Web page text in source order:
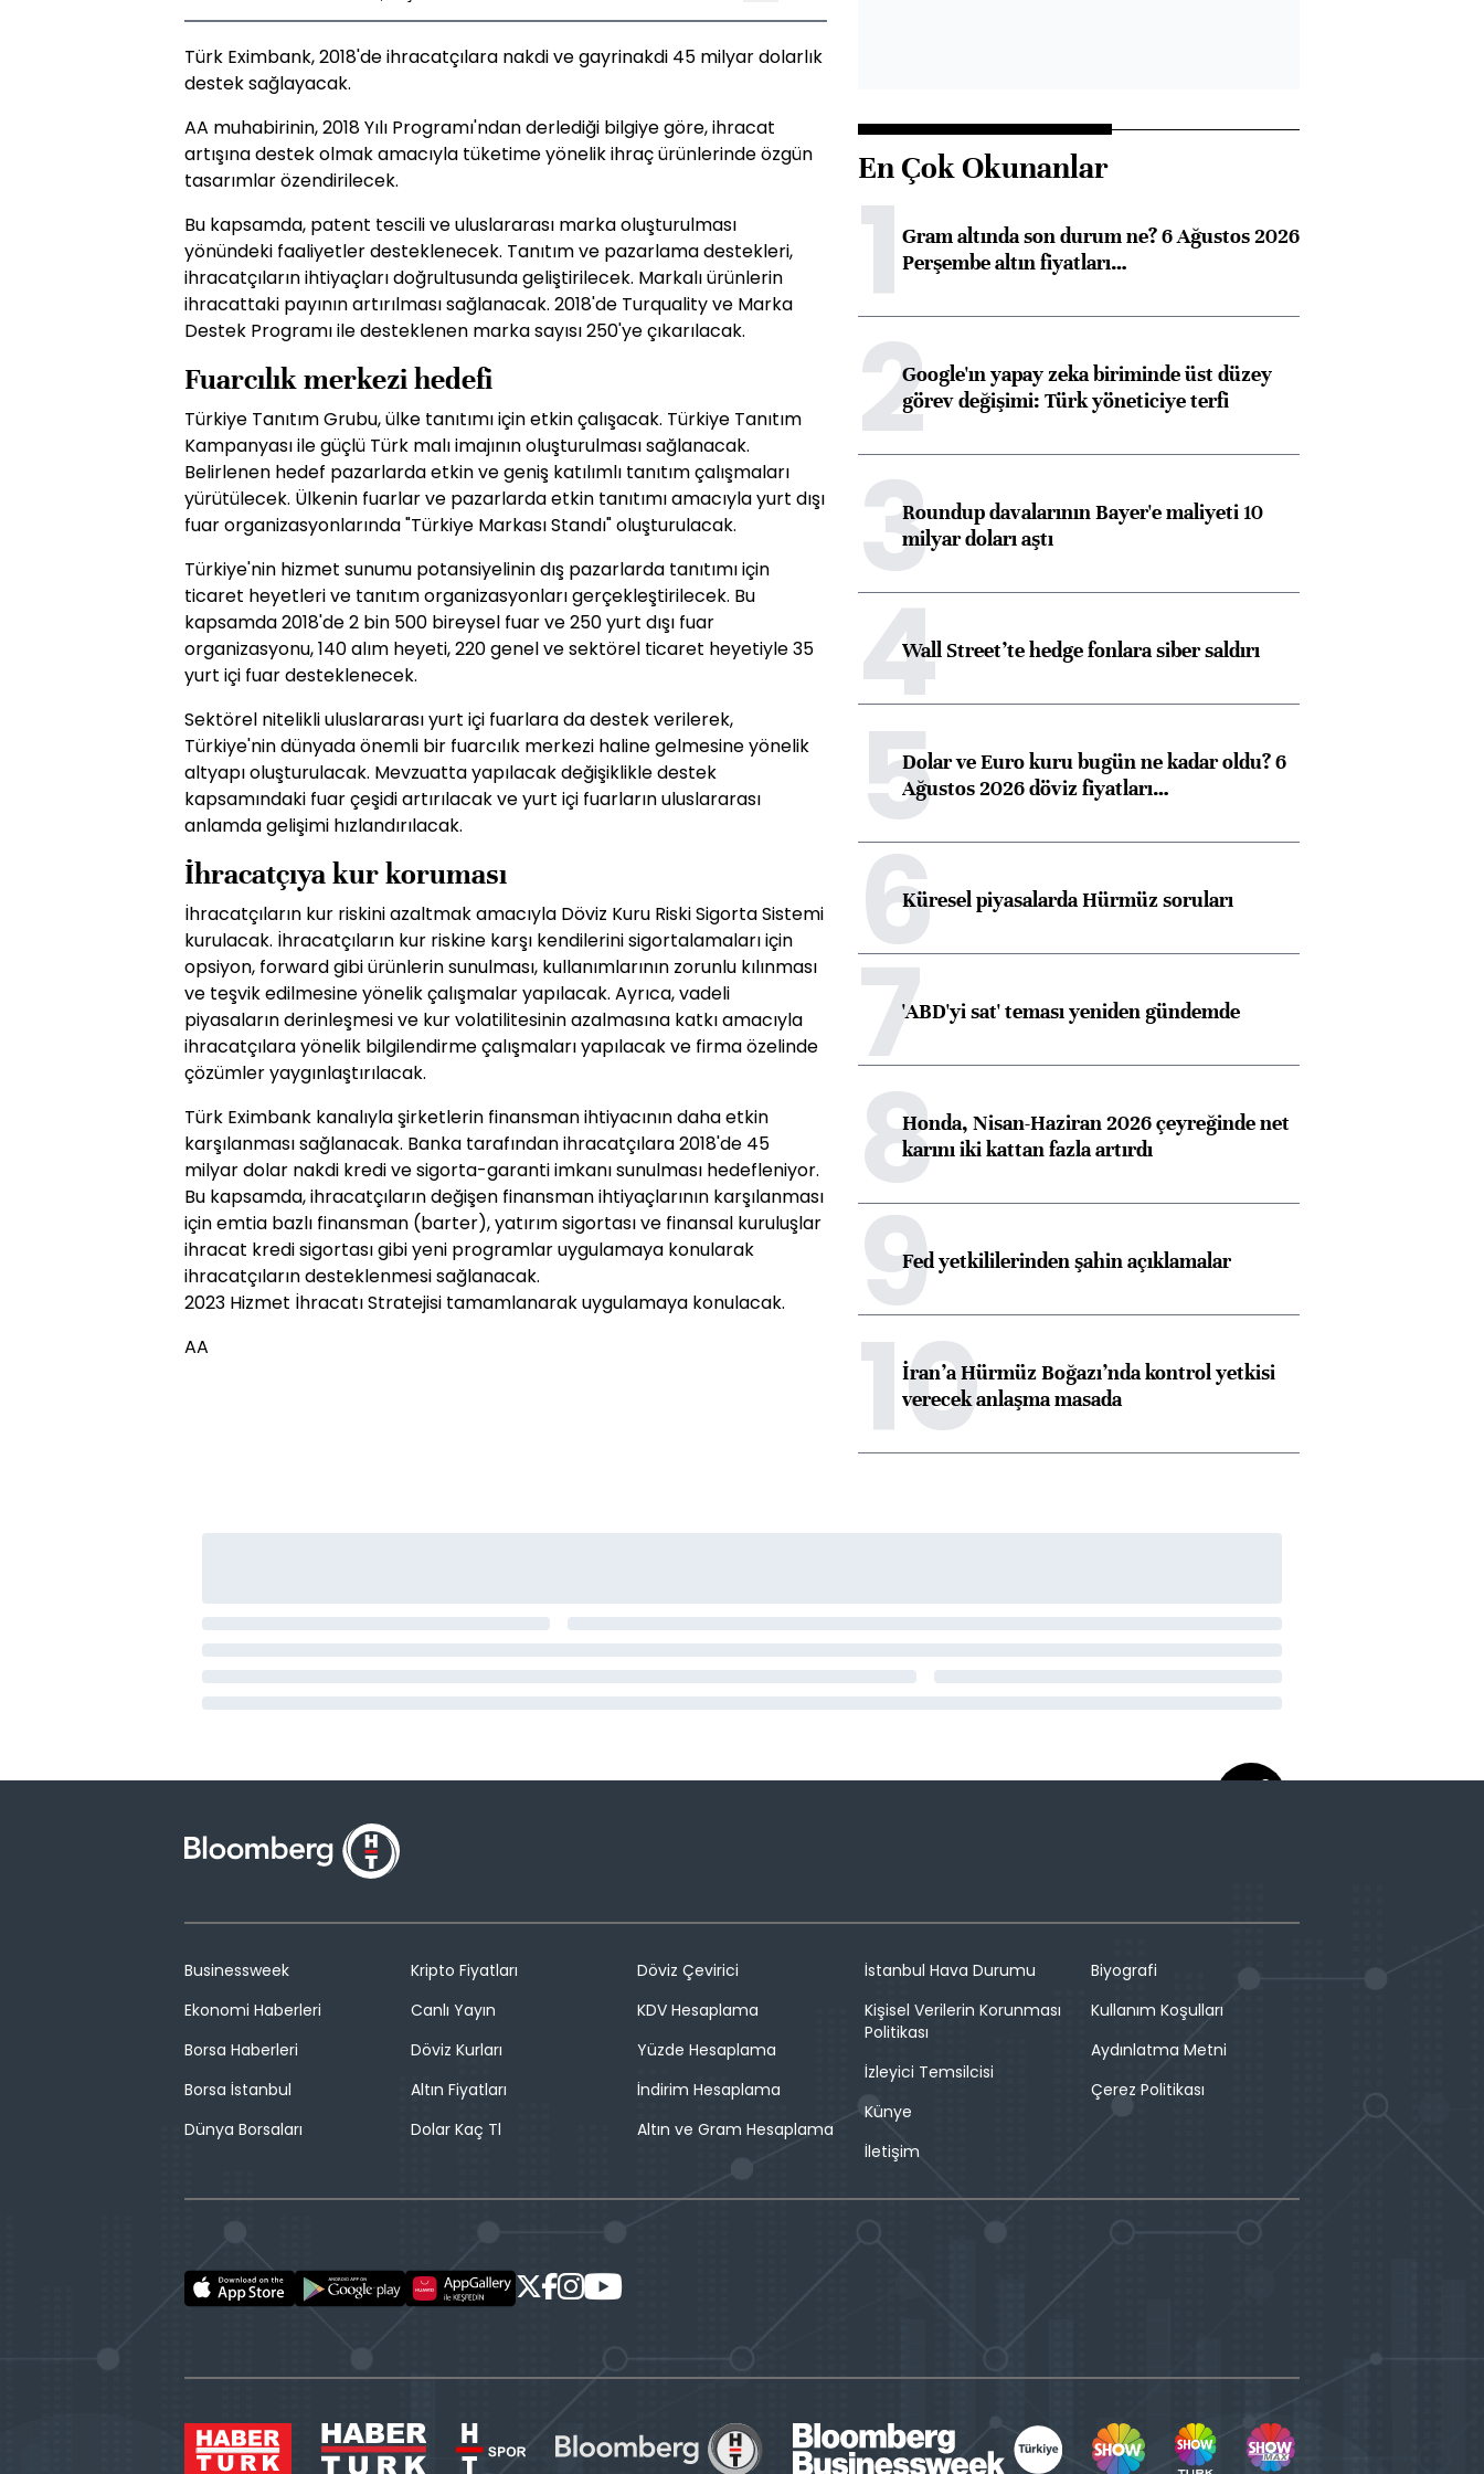
Türk Eximbank, 2018'de ihracatçılara nakdi ve gayrinakdi 45 milyar dolarlık
destek sağlayacak.
AA muhabirinin, 2018 Yılı Programı'ndan derlediği bilgiye göre, ihracat
artışına destek olmak amacıyla tüketime yönelik ihraç ürünlerinde özgün
tasarımlar özendirilecek.
Bu kapsamda, patent tescili ve uluslararası marka oluşturulması
yönündeki faaliyetler desteklenecek. Tanıtım ve pazarlama destekleri,
ihracatçıların ihtiyaçları doğrultusunda geliştirilecek. Markalı ürünlerin
ihracattaki payının artırılması sağlanacak. 2018'de Turquality ve Marka
Destek Programı ile desteklenen marka sayısı 250'ye çıkarılacak.
Fuarcılık merkezi hedefi
Türkiye Tanıtım Grubu, ülke tanıtımı için etkin çalışacak. Türkiye Tanıtım
Kampanyası ile güçlü Türk malı imajının oluşturulması sağlanacak.
Belirlenen hedef pazarlarda etkin ve geniş katılımlı tanıtım çalışmaları
yürütülecek. Ülkenin fuarlar ve pazarlarda etkin tanıtımı amacıyla yurt dışı
fuar organizasyonlarında "Türkiye Markası Standı" oluşturulacak.
Türkiye'nin hizmet sunumu potansiyelinin dış pazarlarda tanıtımı için
ticaret heyetleri ve tanıtım organizasyonları gerçekleştirilecek. Bu
kapsamda 2018'de 2 bin 500 bireysel fuar ve 250 yurt dışı fuar
organizasyonu, 140 alım heyeti, 220 genel ve sektörel ticaret heyetiyle 35
yurt içi fuar desteklenecek.
Sektörel nitelikli uluslararası yurt içi fuarlara da destek verilerek,
Türkiye'nin dünyada önemli bir fuarcılık merkezi haline gelmesine yönelik
altyapı oluşturulacak. Mevzuatta yapılacak değişiklikle destek
kapsamındaki fuar çeşidi artırılacak ve yurt içi fuarların uluslararası
anlamda gelişimi hızlandırılacak.
İhracatçıya kur koruması
İhracatçıların kur riskini azaltmak amacıyla Döviz Kuru Riski Sigorta Sistemi
kurulacak. İhracatçıların kur riskine karşı kendilerini sigortalamaları için
opsiyon, forward gibi ürünlerin sunulması, kullanımlarının zorunlu kılınması
ve teşvik edilmesine yönelik çalışmalar yapılacak. Ayrıca, vadeli
piyasaların derinleşmesi ve kur volatilitesinin azalmasına katkı amacıyla
ihracatçılara yönelik bilgilendirme çalışmaları yapılacak ve firma özelinde
çözümler yaygınlaştırılacak.
Türk Eximbank kanalıyla şirketlerin finansman ihtiyacının daha etkin
karşılanması sağlanacak. Banka tarafından ihracatçılara 2018'de 45
milyar dolar nakdi kredi ve sigorta-garanti imkanı sunulması hedefleniyor.
Bu kapsamda, ihracatçıların değişen finansman ihtiyaçlarının karşılanması
için emtia bazlı finansman (barter), yatırım sigortası ve finansal kuruluşlar
ihracat kredi sigortası gibi yeni programlar uygulamaya konularak
ihracatçıların desteklenmesi sağlanacak.
2023 Hizmet İhracatı Stratejisi tamamlanarak uygulamaya konulacak.
AA
En Çok Okunanlar
1Gram altında son durum ne? 6 Ağustos 2026
Perşembe altın fiyatları…
2Google'ın yapay zeka biriminde üst düzey
görev değişimi: Türk yöneticiye terfi
3Roundup davalarının Bayer'e maliyeti 10
milyar doları aştı
4Wall Street’te hedge fonlara siber saldırı
5Dolar ve Euro kuru bugün ne kadar oldu? 6
Ağustos 2026 döviz fiyatları…
6Küresel piyasalarda Hürmüz soruları
7'ABD'yi sat' teması yeniden gündemde
8Honda, Nisan-Haziran 2026 çeyreğinde net
karını iki kattan fazla artırdı
9Fed yetkililerinden şahin açıklamalar
10
İran’a Hürmüz Boğazı’nda kontrol yetkisi
verecek anlaşma masada
Businessweek
Ekonomi Haberleri
Borsa Haberleri
Borsa İstanbul
Dünya Borsaları
Kripto Fiyatları
Canlı Yayın
Döviz Kurları
Altın Fiyatları
Dolar Kaç Tl
Döviz Çevirici
KDV Hesaplama
Yüzde Hesaplama
İndirim Hesaplama
Altın ve Gram Hesaplama
İstanbul Hava Durumu
Kişisel Verilerin Korunması
Politikası
İzleyici Temsilcisi
Künye
İletişim
Biyografi
Kullanım Koşulları
Aydınlatma Metni
Çerez Politikası